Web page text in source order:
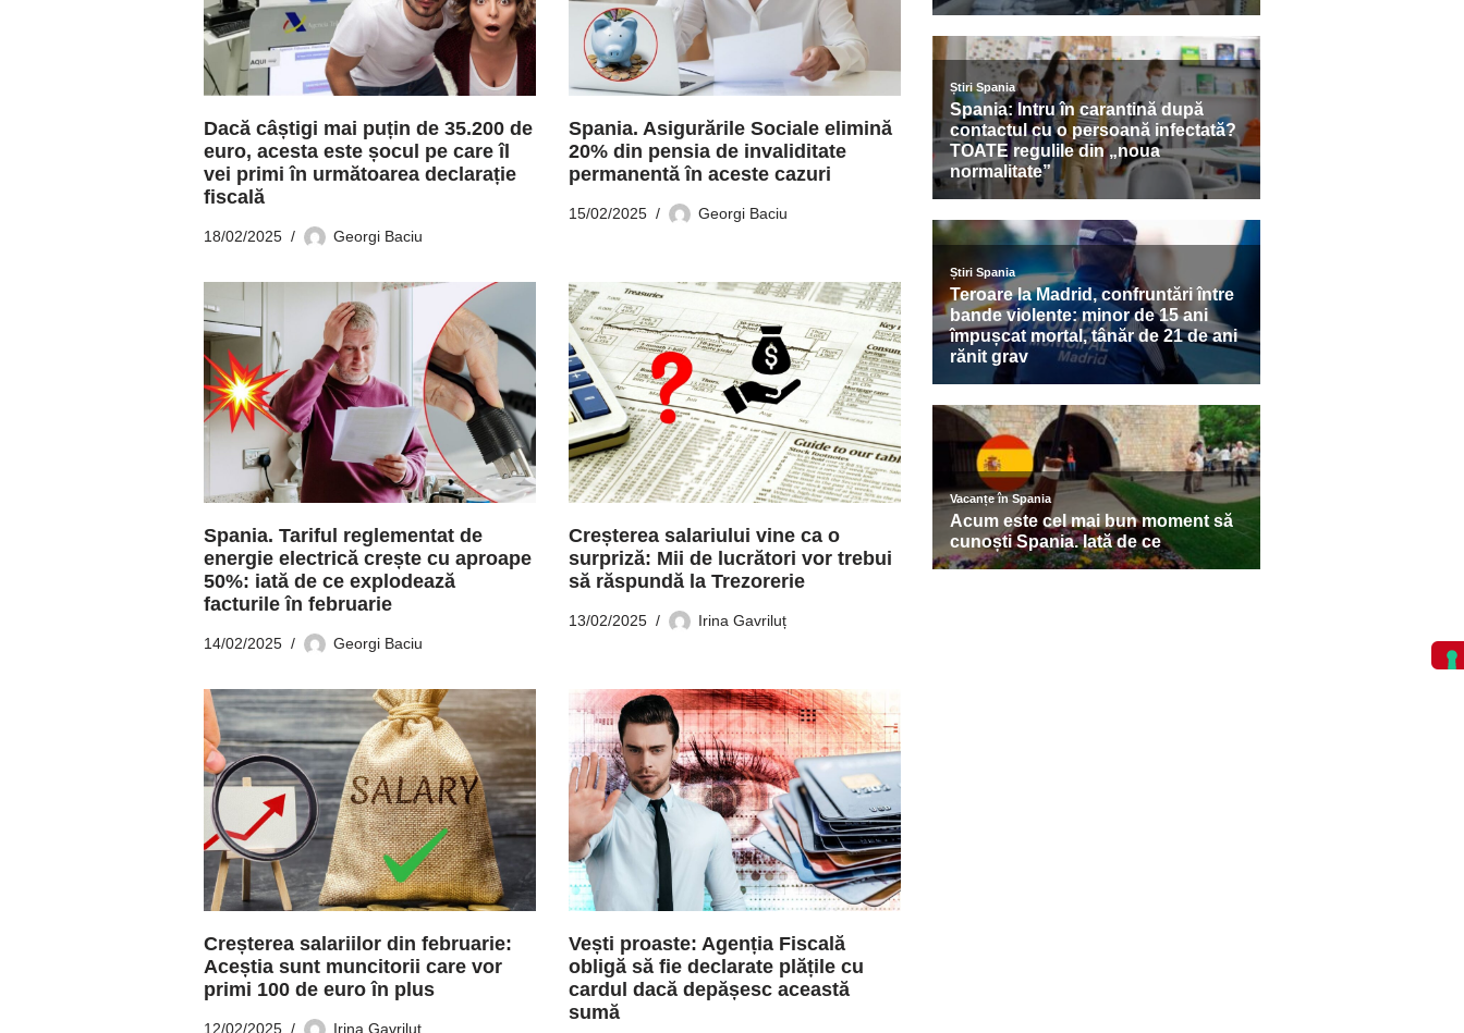
Dacă câștigi mai puțin de 35.200 de
euro, acesta este șocul pe care îl
vei primi în următoarea declarație
fiscală
18/02/2025 Georgi Baciu
Spania. Asigurările Sociale elimină
20% din pensia de invaliditate
permanentă în aceste cazuri
15/02/2025 Georgi Baciu
Spania. Tariful reglementat de
energie electrică crește cu aproape
50%: iată de ce explodează
facturile în februarie
14/02/2025 Georgi Baciu
Creșterea salariului vine ca o
surpriză: Mii de lucrători vor trebui
să răspundă la Trezorerie
13/02/2025 Irina Gavriluț
Creșterea salariilor din februarie:
Aceștia sunt muncitorii care vor
primi 100 de euro în plus
12/02/2025 Irina Gavriluț
Vești proaste: Agenția Fiscală
obligă să fie declarate plățile cu
cardul dacă depășesc această
sumă